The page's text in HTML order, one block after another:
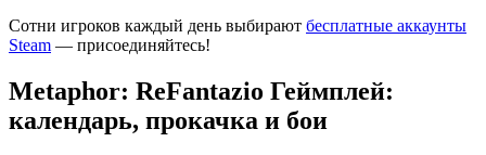
Сотни игроков каждый день выбирают бесплатные аккаунты
Steam — присоединяйтесь!
Metaphor: ReFantazio Геймплей:
календарь, прокачка и бои